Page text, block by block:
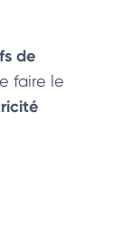
de
faire le